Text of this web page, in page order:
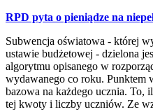
RPD pyta o pieniądze na
Subwencja oświatowa - której
ustawie budżetowej - dzielona
algorytmu opisanego w
wydawanego co roku. Punktem
bazowa na każdego ucznia. To,
tej kwoty i liczby uczniów. Ze